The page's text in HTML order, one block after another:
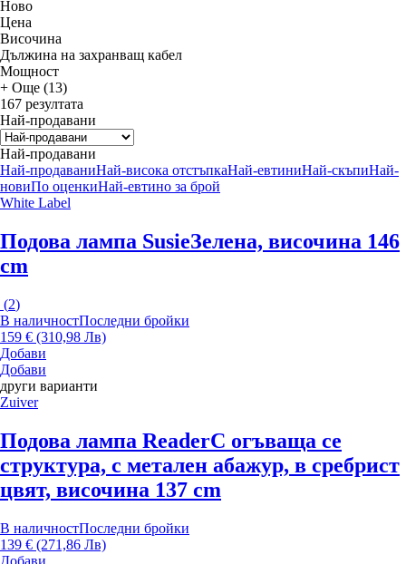
Новo
Цена
Височина
Дължина на захранващ кабел
Мощност
+ Още (13)
167 резултата
Най-продавани
Най-продавани
Най-продаваниНай-висока отстъпкаНай-евтиниНай-скъпиНай-
новиПо оценкиНай-евтино за брой
White Label
Подова лампа SusieЗелена, височина 146
cm
(2)
В наличностПоследни бройки
159 € (310,98 Лв)
Добави
Добави
други варианти
Zuiver
Подова лампа ReaderС огъваща се
структура, с метален абажур, в сребрист
цвят, височина 137 cm
В наличностПоследни бройки
139 € (271,86 Лв)
Добави